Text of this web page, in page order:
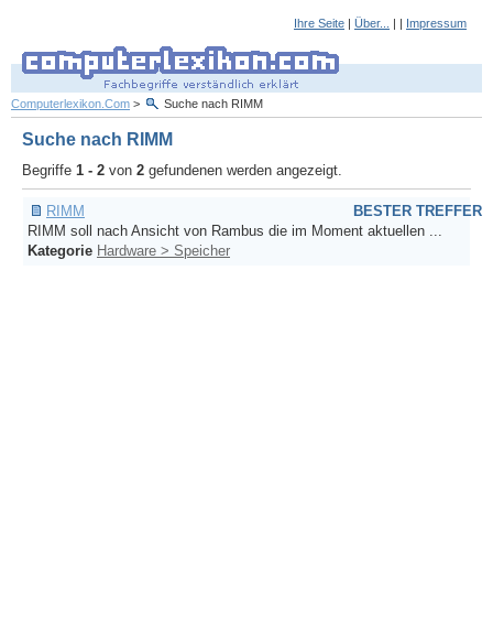
Ihre Seite | Über... | | Impressum
Computerlexikon.Com > Suche nach RIMM
Suche nach RIMM
Begriffe 1 - 2 von 2 gefundenen werden angezeigt.
BESTER TREFFER
RIMM
RIMM soll nach Ansicht von Rambus die im Moment aktuellen ...
Kategorie Hardware > Speicher